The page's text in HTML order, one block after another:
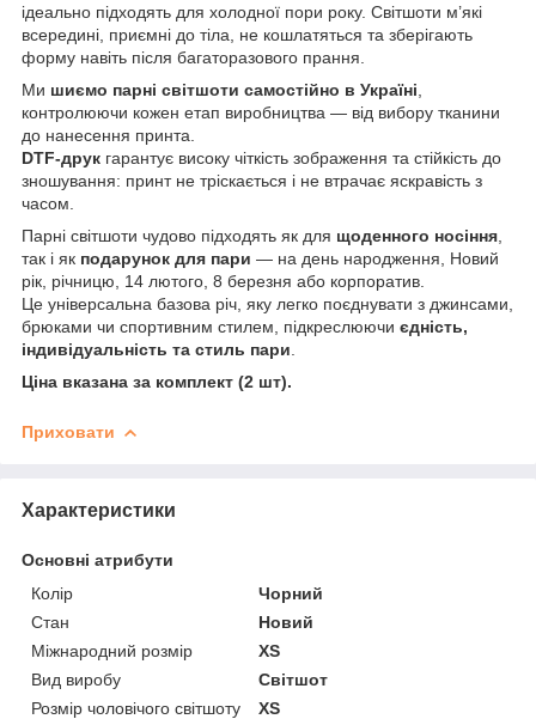
ідеально підходять для холодної пори року. Світшоти м’які
всередині, приємні до тіла, не кошлатяться та зберігають
форму навіть після багаторазового прання.
Ми шиємо парні світшоти самостійно в Україні
контролюючи кожен етап виробництва — від вибору тканини
до нанесення принта.
DTF-друк гарантує високу чіткість зображення та стійкість до
зношування: принт не тріскається і не втрачає яскравість з
часом.
Парні світшоти чудово підходять як для щоденного носіння
так і як подарунок для пари — на день народження, Новий
рік, річницю, 14 лютого, 8 березня або корпоратив.
Це універсальна базова річ, яку легко поєднувати з джинсами,
брюками чи спортивним стилем, підкреслюючи єдність,
індивідуальність та стиль пари
Ціна вказана за комплект (2 шт).
Приховати
Характеристики
Основні атрибути
Колір
Чорний
Стан
Новий
Міжнародний розмір
XS
Вид виробу
Світшот
Розмір чоловічого світшоту
XS